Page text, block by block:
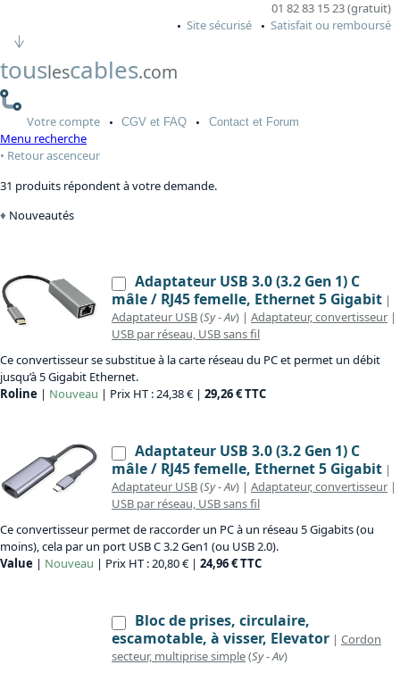
01 82 83 15 23 (gratuit)
Site sécurisé
Satisfait ou remboursé
touslescables.com
Votrecompte CGV et FAQ Contactet Forum
Menu recherche
Retour ascenceur
31 produits répondent à votre demande.
Nouveautés
Adaptateur USB 3.0 (3.2 Gen 1) C
mâle / RJ45 femelle, Ethernet 5 Gigabit |
Adaptateur USB(Sy-Av) | Adaptateur, convertisseur |
USB par réseau, USB sans fil
Ce convertisseur se substitue à la carte réseau du PC et permet un débit
jusqu’à 5 Gigabit Ethernet.
Roline | Nouveau | Prix HT : 24,38 € | 29,26 € TTC
Adaptateur USB 3.0 (3.2 Gen 1) C
mâle / RJ45 femelle, Ethernet 5 Gigabit |
Adaptateur USB(Sy-Av) | Adaptateur, convertisseur |
USB par réseau, USB sans fil
Ce convertisseur permet de raccorder un PC à un réseau 5 Gigabits (ou
moins), cela par un port USB C 3.2 Gen1 (ou USB 2.0).
Value | Nouveau | Prix HT : 20,80 € | 24,96 € TTC
Bloc de prises, circulaire,
escamotable, à visser, Elevator | Cordon
secteur, multiprise simple(Sy-Av)